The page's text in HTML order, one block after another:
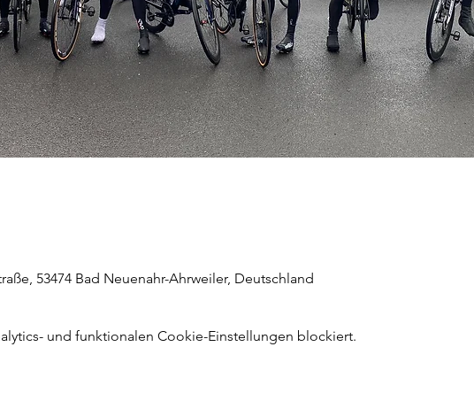
53474 Bad Neuenahr-Ahrweiler, Deutschland
und funktionalen Cookie-Einstellungen blockiert.